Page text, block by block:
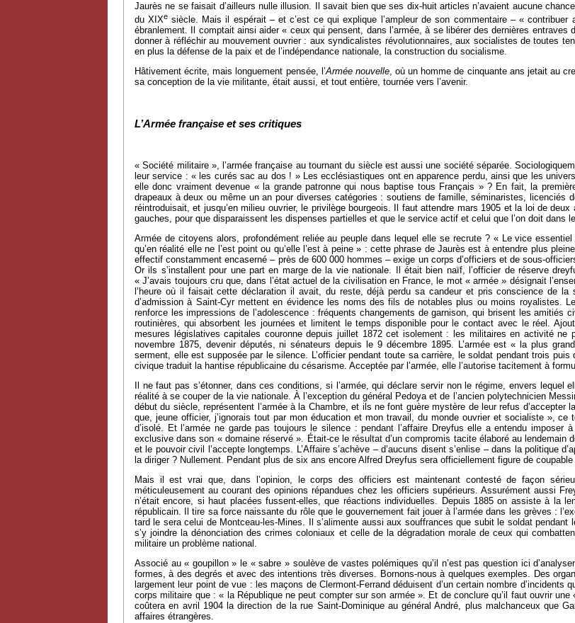
Jaurès ne se faisait d’ailleurs nulle illusion. Il savait bien que ses dix-huit articles n’avaient aucune
du XIXe siècle. Mais il espérait – et c’est ce qui explique l’ampleur de son commentaire – «
ébranlement. Il comptait ainsi aider « ceux qui pensent, dans l’armée, à se libérer des dernières
donner à réfléchir au mouvement ouvrier : aux syndicalistes révolutionnaires, aux socialistes de toutes
en plus la défense de la paix et de l’indépendance nationale, la construction du socialisme.
Hâtivement écrite, mais longuement pensée, l’Armée nouvelle, où un homme de cinquante ans jetait au
sa conception de la vie militante, était aussi, et tout entière, tournée vers l’avenir.
L’Armée française et ses critiques
« Société militaire », l’armée française au tournant du siècle est aussi une société séparée.
leur service : « les curés sac au dos ! » Les ecclésiastiques ont en apparence perdu, ainsi que les
elle donc vraiment devenue « la grande patronne qui nous baptise tous Français » ? En fait, la
drapeaux à deux ou même un an pour diverses catégories : soutiens de famille, séminaristes, licenciés
réintroduisait, et jusqu’en milieu ouvrier, le privilège bourgeois. Il faut attendre mars 1905 et la loi de
gauches, pour que disparaissent les dispenses partielles et que le service actif et celui que l’on doit dans
Armée de citoyens alors, profondément reliée au peuple dans lequel elle se recrute ? « Le vice essentiel
qu’en réalité elle ne l’est point ou qu’elle l’est à peine » : cette phrase de Jaurès est à entendre plus
effectif constamment encaserné – près de 600 000 hommes – exige un corps d’officiers et de sous-
Or ils s’installent pour une part en marge de la vie nationale. Il était bien naïf, l’officier de réserve
« J’avais toujours cru que, dans l’état actuel de la civilisation en France, le mot « armée » désignait
l’heure où il faisait cette déclaration il avait, du reste, déjà perdu sa candeur et pris conscience de
d’admission à Saint-Cyr mettent en évidence les noms des fils de notables plus ou moins royalistes.
renforce les impressions de l’adolescence : fréquents changements de garnison, qui brisent les amitiés
routinières, qui absorbent les journées et limitent le temps disponible pour le contact avec le réel.
mesures législatives capitales couronne depuis juillet 1872 cet isolement : les militaires en activité
novembre 1875, devenir députés, ni sénateurs depuis le 9 décembre 1895. L’armée est « la plus
serment, elle est supposée par le silence. L’officier pendant toute sa carrière, le soldat pendant trois
civique traduit la hantise républicaine du césarisme. Acceptée par l’armée, elle l’autorise tacitement à
Il ne faut pas s’étonner, dans ces conditions, si l’armée, qui déclare servir non le régime, envers
réalité à se couper de la vie nationale. À l’exception du général Pedoya et de l’ancien polytechnicien
début du siècle, représentent l’armée à la Chambre, et ils ne font guère mystère de leur refus d’accepter
que, jeune officier, j’ignorais tout par mon éducation et mon travail, du monde ouvrier et socialiste », ce
d’isolé. Et l’armée ne garde pas toujours le silence : pendant l’affaire Dreyfus elle a entendu
exclusive dans son « domaine réservé ». Était-ce le résultat d’un compromis tacite élaboré au
et le pouvoir civil l’accepte longtemps. L’Affaire s’achève – d’aucuns disent s’enlise – dans la politique
la diriger ? Nullement. Pendant plus de six ans encore Alfred Dreyfus sera officiellement figure de
Mais il est vrai que, dans l’opinion, le corps des officiers est maintenant contesté de façon
méticuleusement au courant des opinions répandues chez les officiers supérieurs. Assurément aussi
n’était encore, si haut placées fussent-elles, que réactions individuelles. Depuis 1885 on assiste à la
républicain. Il tire sa force naissante du rôle que le gouvernement fait jouer à l’armée dans les grèves :
tard le sera celui de Montceau-les-Mines. Il s’alimente aussi aux souffrances que subit le soldat
s’y joindre la dénonciation des crimes coloniaux et celle de la dégradation morale de ceux qui
militaire un problème national.
Associé au « goupillon » le « sabre » soulève de vastes polémiques qu’il n’est pas question ici
formes, à des degrés et avec des intentions très diverses. Bornons-nous à quelques exemples. Des
largement leur point de vue : les maçons de Clermont-Ferrand déduisent d’un certain nombre
corps militaire que : « la République ne peut compter sur son armée ». Et de conclure qu’il faut ouvrir
coûtera en avril 1904 la direction de la rue Saint-Dominique au général André, plus malchanceux que
affaires étrangères.